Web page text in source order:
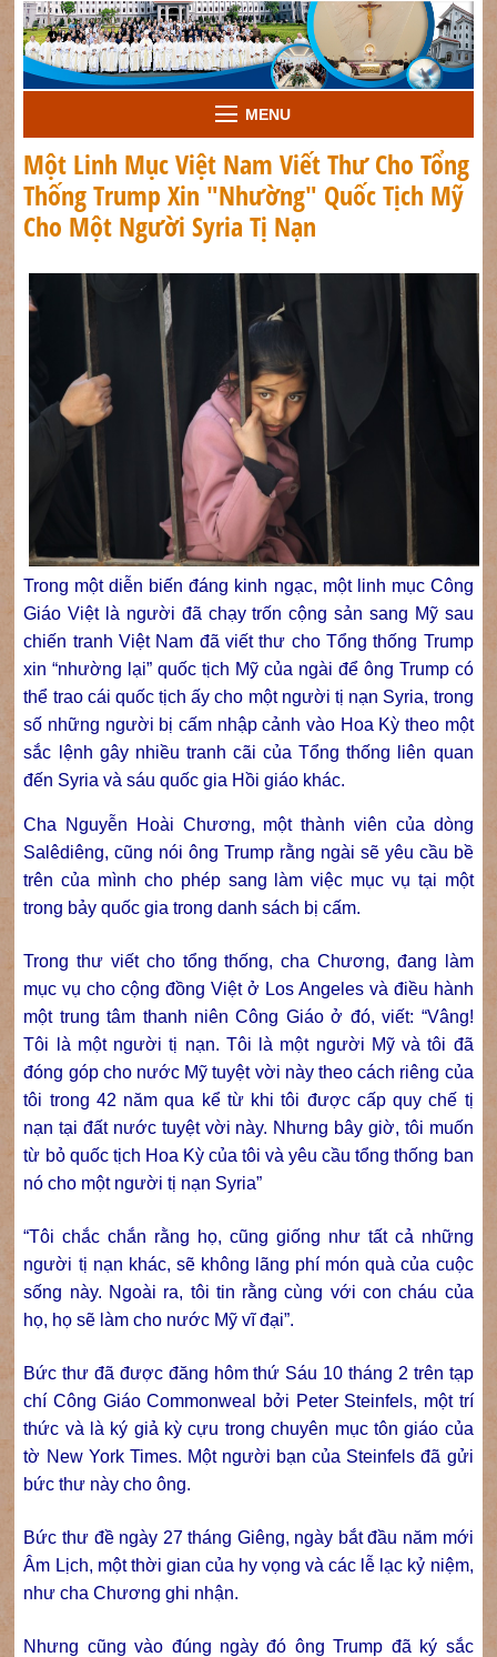
MENU
Một Linh Mục Việt Nam Viết Thư Cho Tổng
Thống Trump Xin "Nhường" Quốc Tịch Mỹ
Cho Một Người Syria Tị Nạn
Trong một diễn biến đáng kinh ngạc, một linh mục Công
Giáo Việt là người đã chạy trốn cộng sản sang Mỹ sau
chiến tranh Việt Nam đã viết thư cho Tổng thống Trump
xin “nhường lại” quốc tịch Mỹ của ngài để ông Trump có
thể trao cái quốc tịch ấy cho một người tị nạn Syria, trong
số những người bị cấm nhập cảnh vào Hoa Kỳ theo một
sắc lệnh gây nhiều tranh cãi của Tổng thống liên quan
đến Syria và sáu quốc gia Hồi giáo khác.
Cha Nguyễn Hoài Chương, một thành viên của dòng
Salêdiêng, cũng nói ông Trump rằng ngài sẽ yêu cầu bề
trên của mình cho phép sang làm việc mục vụ tại một
trong bảy quốc gia trong danh sách bị cấm.
Trong thư viết cho tổng thống, cha Chương, đang làm
mục vụ cho cộng đồng Việt ở Los Angeles và điều hành
một trung tâm thanh niên Công Giáo ở đó, viết: “Vâng!
Tôi là một người tị nạn. Tôi là một người Mỹ và tôi đã
đóng góp cho nước Mỹ tuyệt vời này theo cách riêng của
tôi trong 42 năm qua kể từ khi tôi được cấp quy chế tị
nạn tại đất nước tuyệt vời này. Nhưng bây giờ, tôi muốn
từ bỏ quốc tịch Hoa Kỳ của tôi và yêu cầu tổng thống ban
nó cho một người tị nạn Syria”
“Tôi chắc chắn rằng họ, cũng giống như tất cả những
người tị nạn khác, sẽ không lãng phí món quà của cuộc
sống này. Ngoài ra, tôi tin rằng cùng với con cháu của
họ, họ sẽ làm cho nước Mỹ vĩ đại”.
Bức thư đã được đăng hôm thứ Sáu 10 tháng 2 trên tạp
chí Công Giáo Commonweal bởi Peter Steinfels, một trí
thức và là ký giả kỳ cựu trong chuyên mục tôn giáo của
tờ New York Times. Một người bạn của Steinfels đã gửi
bức thư này cho ông.
Bức thư đề ngày 27 tháng Giêng, ngày bắt đầu năm mới
Âm Lịch, một thời gian của hy vọng và các lễ lạc kỷ niệm,
như cha Chương ghi nhận.
Nhưng cũng vào đúng ngày đó ông Trump đã ký sắc